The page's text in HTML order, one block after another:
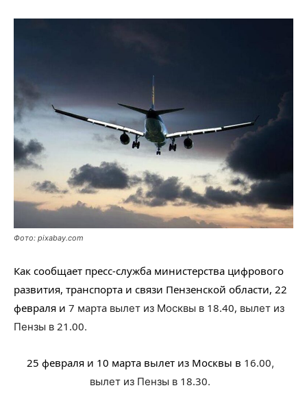
Фото: pixabay.com
Как сообщает пресс-служба министерства цифрового
развития, транспорта и связи Пензенской области, 22
февраля и 7 марта вылет из Москвы в 18.40, вылет из
Пензы в 21.00.
25 февраля и 10 марта вылет из Москвы в 16.00,
вылет из Пензы в 18.30.